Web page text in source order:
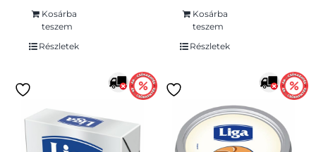
Kosárba
teszem
Részletek
Kosárba
teszem
Részletek